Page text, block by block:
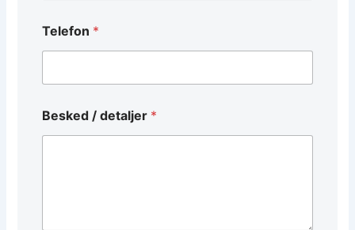
Telefon *
d
e
Besked / detaljer *